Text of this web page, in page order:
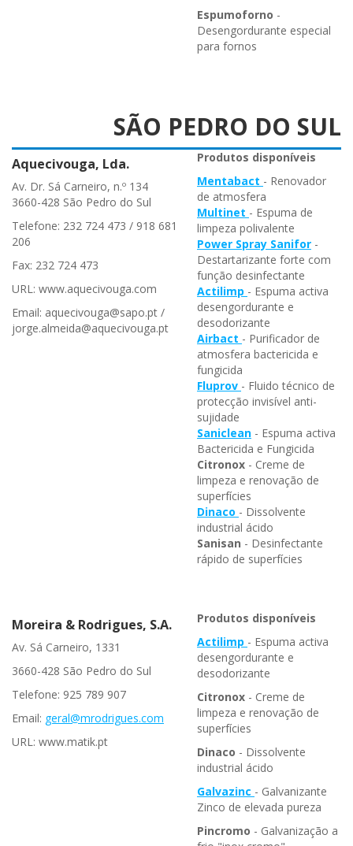
Espumoforno -
Desengordurante especial
para fornos
SÃO PEDRO DO SUL
Aquecivouga, Lda.
Av. Dr. Sá Carneiro, n.º 134
3660-428 São Pedro do Sul
Telefone: 232 724 473 / 918 681
206
Fax: 232 724 473
URL: www.aquecivouga.com
Email: aquecivouga@sapo.pt /
jorge.almeida@aquecivouga.pt
Produtos disponíveis
Mentabact - Renovador
de atmosfera
Multinet - Espuma de
limpeza polivalente
Power Spray Sanifor -
Destartarizante forte com
função desinfectante
Actilimp - Espuma activa
desengordurante e
desodorizante
Airbact - Purificador de
atmosfera bactericida e
fungicida
Fluprov - Fluido técnico de
protecção invisível anti-
sujidade
Saniclean - Espuma activa
Bactericida e Fungicida
Citronox - Creme de
limpeza e renovação de
superfícies
Dinaco - Dissolvente
industrial ácido
Sanisan - Desinfectante
rápido de superfícies
Moreira & Rodrigues, S.A.
Av. Sá Carneiro, 1331
3660-428 São Pedro do Sul
Telefone: 925 789 907
Email: geral@mrodrigues.com
URL: www.matik.pt
Produtos disponíveis
Actilimp - Espuma activa
desengordurante e
desodorizante
Citronox - Creme de
limpeza e renovação de
superfícies
Dinaco - Dissolvente
industrial ácido
Galvazinc - Galvanizante
Zinco de elevada pureza
Pincromo - Galvanização a